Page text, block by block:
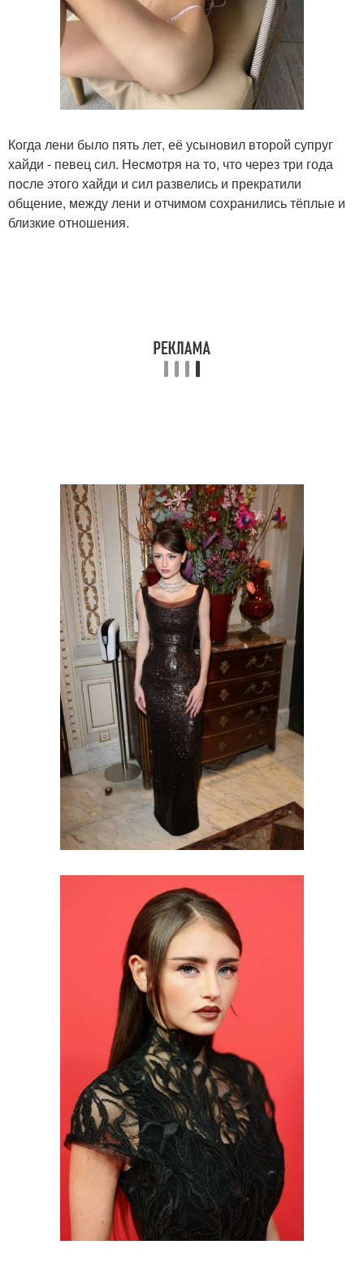
Когда лени было пять лет, её усыновил второй супруг
хайди - певец сил. Несмотря на то, что через три года
после этого хайди и сил развелись и прекратили
общение, между лени и отчимом сохранились тёплые и
близкие отношения.